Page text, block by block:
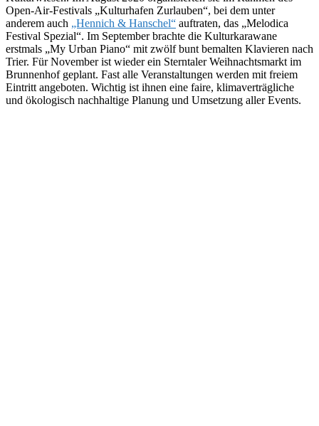
Open-Air-Festivals „Kulturhafen Zurlauben“, bei dem unter
anderem auch „Hennich & Hanschel“ auftraten, das „Melodica
Festival Spezial“. Im September brachte die Kulturkarawane
erstmals „My Urban Piano“ mit zwölf bunt bemalten Klavieren nach
Trier. Für November ist wieder ein Sterntaler Weihnachtsmarkt im
Brunnenhof geplant. Fast alle Veranstaltungen werden mit freiem
Eintritt angeboten. Wichtig ist ihnen eine faire, klimaverträgliche
und ökologisch nachhaltige Planung und Umsetzung aller Events.